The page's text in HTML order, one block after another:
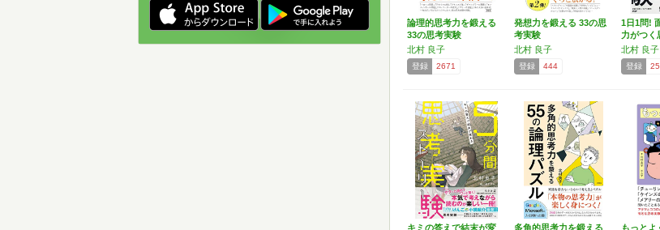
論理的思考力を鍛える
33の思考実験
北村 良子
登録 2671
発想力を鍛える 33の思
考実験
北村 良子
登録 444
1日1問!
力がつく
北村 良子
登録
キミの答えで結末が変
多角的思考力を鍛える
もっとよ